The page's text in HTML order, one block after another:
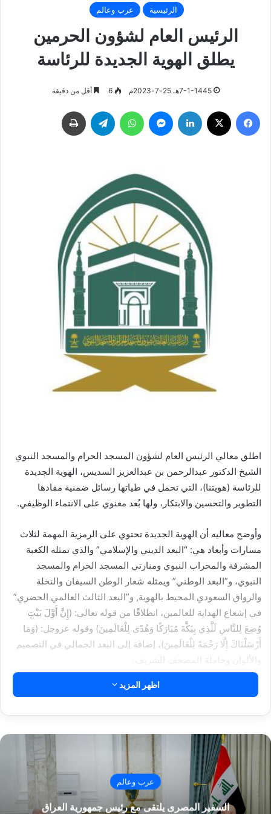
الرئيسية عرب وعالم
الرئيس العام لشؤون الحرمين
يطلق الهوية الجديدة للرئاسة
7-1-1445هـ 25-7-2023م 6 أقل من دقيقة
اطلق معالي الرئيس العام لشؤون المسجد الحرام والمسجد النبوي
الشيخ الدكتور عبدالرحمن بن عبدالعزيز السديس، الهوية الجديدة
للرئاسة (هويتنا)، التي تحمل في طياتها رسائل ضمنية مفادها
التطوير والتحسين والابتكار، ولها بُعد معنوي على الانتماء الوظيفي.
وأوضح معاليه أن الهوية الجديدة تحتوي على الرمزية المهمة لثلاث
مسارات وأبعاد هي: “البعد الديني والإسلامي” والذي تمثله الكعبة
المشرفة والمحراب النبوي ومنارتي المسجد الحرام والمسجد
النبوي، و”البعد الوطني” ويمثله شعار الوطن السيفان والنخلة
والرواق السعودي المحيط بالهوية, و”البعد الثالث العالمي الحضري”
في إشعاع الهداية للعالمين، انطلاقًا من قوله تعالى: (إِنَّ أَوَّلَ بَيْتٍ
وُضِعَ لِلنَّاسِ لَلَّذِي بِبَكَّةَ مُبَارَكًا وَهُدًى لِلْعَالَمِينَ) وقوله عزوجل: (وَمَا
أَرْسَلْنَاكَ إِلَّا رَحْمَةً لِلْعَالَمِينَ)، إضافة إلى البعد الجمالي في التصميم
والألوان وحاملة المصحف الشريف.
About The Author
أخبار السفارات ENC
See author's posts
اظهر المزيد
عرب وعالم
السفير المصرى يلتقى مع رئيس جمهورية العراق